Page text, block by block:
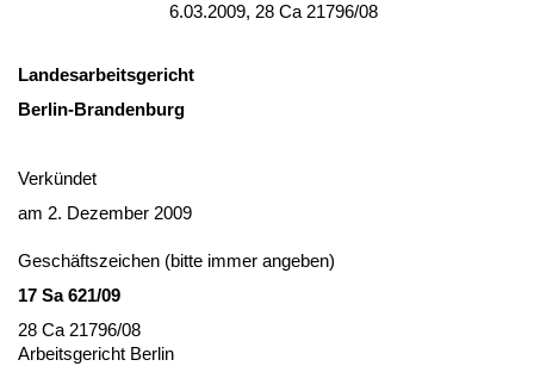
6.03.2009, 28 Ca 21796/08
Lan­des­ar­beits­ge­richt
Ber­lin-Bran­den­burg
Verkündet
am 2. De­zem­ber 2009
Geschäfts­zei­chen (bit­te im­mer an­ge­ben)
17 Sa 621/09
28 Ca 21796/08
Ar­beits­ge­richt Ber­lin